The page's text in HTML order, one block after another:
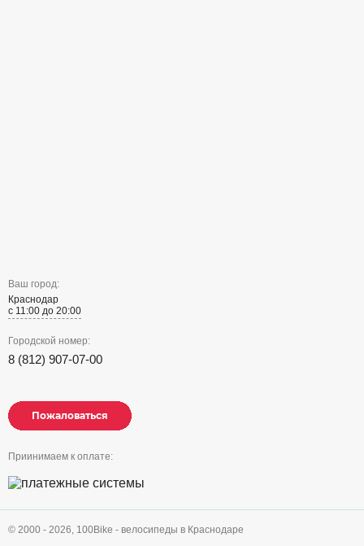
Ваш город:
Краснодар
с 11:00 до 20:00
Городской номер:
8 (812) 907-07-00
Пожаловаться
Пожаловаться
Пожаловаться
Приинимаем к оплате:
© 2000 - 2026, 100Bike - велосипеды в Краснодаре